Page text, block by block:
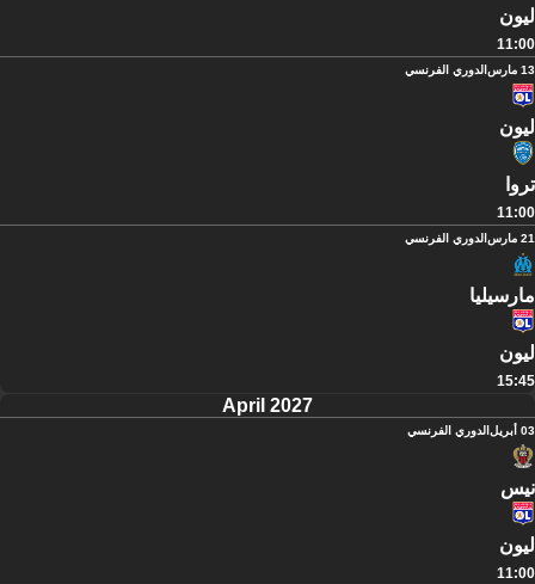
ليون
11:00
13 مارس الدوري الفرنسي
ليون
تروا
11:00
21 مارس الدوري الفرنسي
مارسيليا
ليون
15:45
April 2027
03 أبريل الدوري الفرنسي
نيس
ليون
11:00